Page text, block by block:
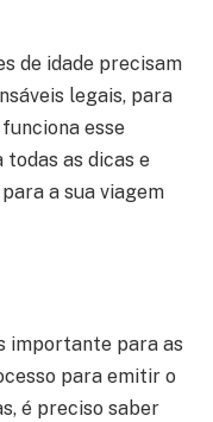
de idade precisam
legais, para
esse
todas as dicas e
a sua viagem
importante para as
para emitir o
é preciso saber